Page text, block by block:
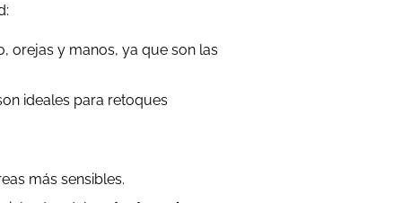
orejas y manos, ya que son las
ideales para retoques
más sensibles.